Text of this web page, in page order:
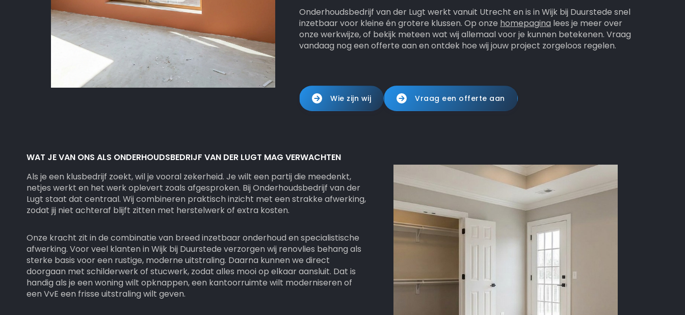
Onderhoudsbedrijf van der Lugt werkt vanuit Utrecht en is in Wijk bij Duurstede snel
inzetbaar voor kleine én grotere klussen. Op onze homepagina lees je meer over
onze werkwijze, of bekijk meteen wat wij allemaal voor je kunnen betekenen. Vraag
vandaag nog een offerte aan en ontdek hoe wij jouw project zorgeloos regelen.
Wie zijn wij Vraag een offerte aan
WAT JE VAN ONS ALS ONDERHOUDSBEDRIJF VAN DER LUGT MAG VERWACHTEN
Als je een klusbedrijf zoekt, wil je vooral zekerheid. Je wilt een partij die meedenkt,
netjes werkt en het werk oplevert zoals afgesproken. Bij Onderhoudsbedrijf van der
Lugt staat dat centraal. Wij combineren praktisch inzicht met een strakke afwerking,
zodat jij niet achteraf blijft zitten met herstelwerk of extra kosten.
Onze kracht zit in de combinatie van breed inzetbaar onderhoud en specialistische
afwerking. Voor veel klanten in Wijk bij Duurstede verzorgen wij renovlies behang als
sterke basis voor een rustige, moderne uitstraling. Daarna kunnen we direct
doorgaan met schilderwerk of stucwerk, zodat alles mooi op elkaar aansluit. Dat is
handig als je een woning wilt opknappen, een kantoorruimte wilt moderniseren of
een VvE een frisse uitstraling wilt geven.